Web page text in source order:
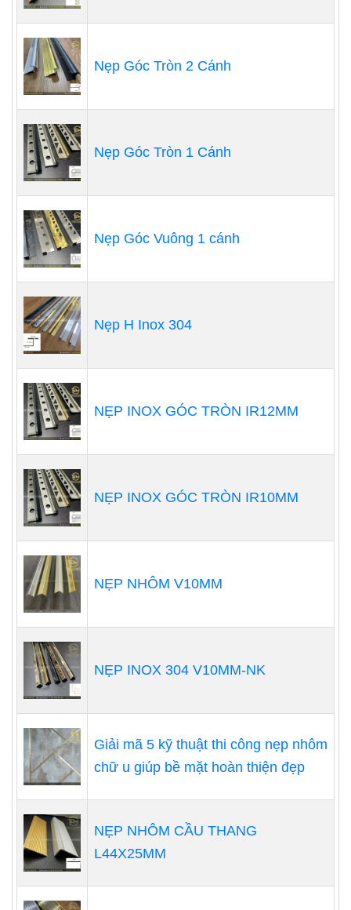
Nẹp Góc Tròn 2 Cánh
Nẹp Góc Tròn 1 Cánh
Nẹp Góc Vuông 1 cánh
Nẹp H Inox 304
NẸP INOX GÓC TRÒN IR12MM
NẸP INOX GÓC TRÒN IR10MM
NẸP NHÔM V10MM
NẸP INOX 304 V10MM-NK
Giải mã 5 kỹ thuật thi công nẹp nhôm
chữ u giúp bề mặt hoàn thiện đẹp
NẸP NHÔM CẦU THANG
L44X25MM